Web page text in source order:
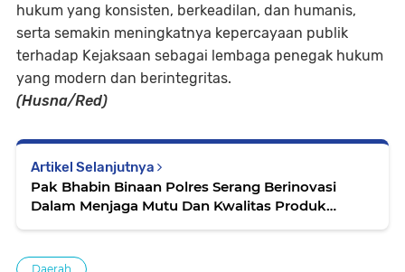
hukum yang konsisten, berkeadilan, dan humanis,
serta semakin meningkatnya kepercayaan publik
terhadap Kejaksaan sebagai lembaga penegak hukum
yang modern dan berintegritas.
(Husna/Red)
Artikel Selanjutnya
Pak Bhabin Binaan Polres Serang Berinovasi
Dalam Menjaga Mutu Dan Kwalitas Produk
Daerah